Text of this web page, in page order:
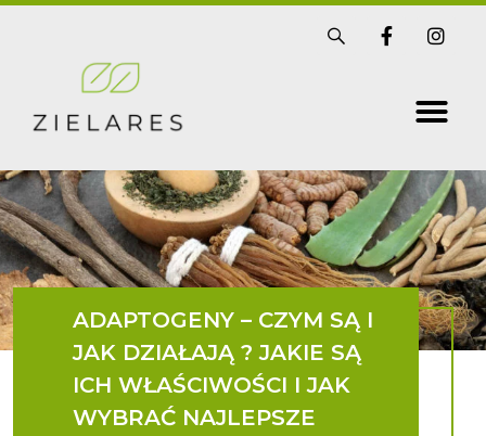
S
i
F
a
-
f
I
n
a
g
m
ADAPTOGENY – CZYM SĄ I
JAK DZIAŁAJĄ ? JAKIE SĄ
ICH WŁAŚCIWOŚCI I JAK
WYBRAĆ NAJLEPSZE